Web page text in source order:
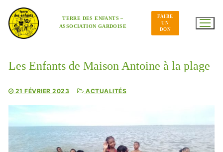
contenu
TERRE DES ENFANTS –
ASSOCIATION GARDOISE
FAIRE
UN
DON
Les Enfants de Maison Antoine à la plage
21 FÉVRIER 2023 ACTUALITÉS